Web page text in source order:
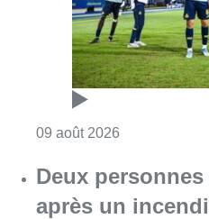
09 août 2026
Deux
après un